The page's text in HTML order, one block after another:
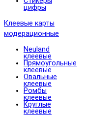
цифры
Клеевые карты
модерационные
Neuland
клеевые
Прямоугольные
клеевые
Овальные
клеевые
Ромбы
клеевые
Круглые
клеевые